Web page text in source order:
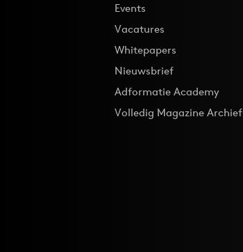
Events
Vacatures
Whitepapers
Nieuwsbrief
Adformatie Academy
Volledig Magazine Archief